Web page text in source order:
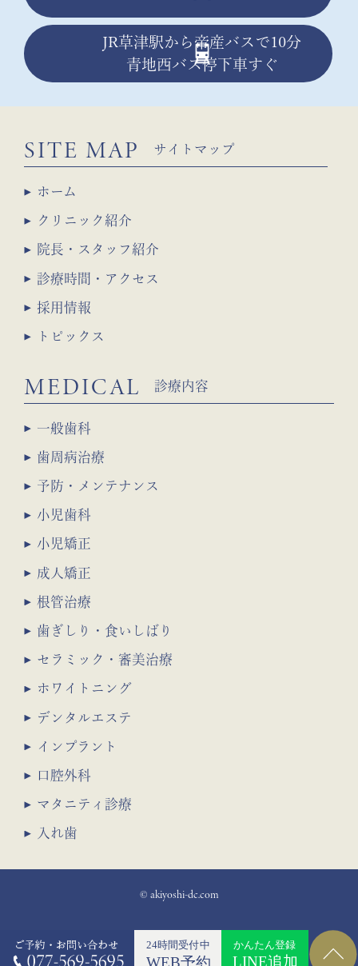
JR草津駅から帝産バスで10分
青地西バス停下車すぐ
SITE MAP サイトマップ
ホーム
クリニック紹介
院長・スタッフ紹介
診療時間・アクセス
採用情報
トピックス
MEDICAL 診療内容
一般歯科
セラミック・審美治療
歯周病治療
ホワイトニング
予防・メンテナンス
デンタルエステ
小児歯科
インプラント
小児矯正
口腔外科
成人矯正
マタニティ診療
根管治療
入れ歯
歯ぎしり・食いしばり
© akiyoshi-dc.com